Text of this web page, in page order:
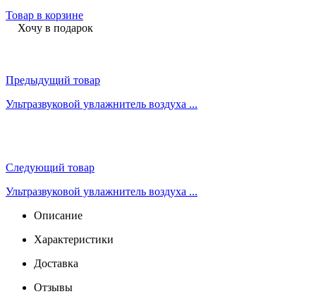
Товар в корзине
Хочу в подарок
Предыдущий товар
Ультразвуковой увлажнитель воздуха ...
Следующий товар
Ультразвуковой увлажнитель воздуха ...
Описание
Характеристики
Доставка
Отзывы